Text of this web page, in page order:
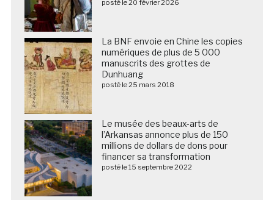
posté le 20 février 2026
La BNF envoie en Chine les copies
numériques de plus de 5 000
manuscrits des grottes de
Dunhuang
posté le 25 mars 2018
Le musée des beaux-arts de
l’Arkansas annonce plus de 150
millions de dollars de dons pour
financer sa transformation
posté le 15 septembre 2022